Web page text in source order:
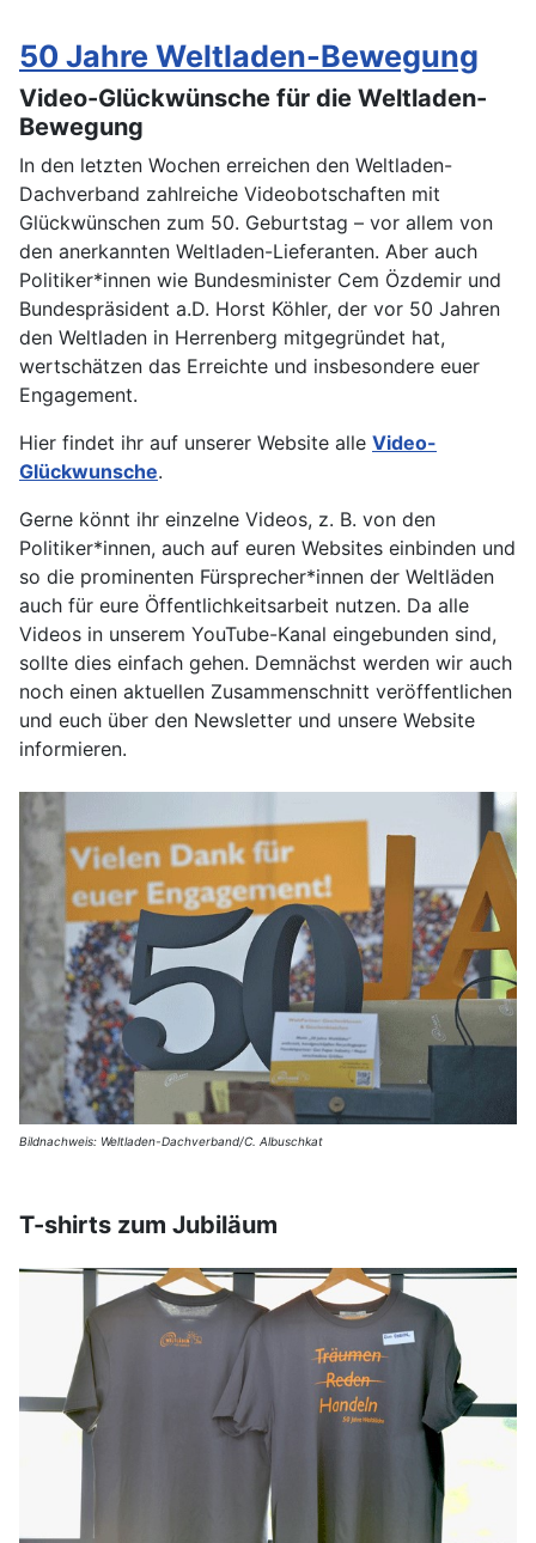
50 Jahre Weltladen-Bewegung
Video-Glückwünsche für die Weltladen-
Bewegung
In den letzten Wochen erreichen den Weltladen-
Dachverband zahlreiche Videobotschaften mit
Glückwünschen zum 50. Geburtstag – vor allem von
den anerkannten Weltladen-Lieferanten. Aber auch
Politiker*innen wie Bundesminister Cem Özdemir und
Bundespräsident a.D. Horst Köhler, der vor 50 Jahren
den Weltladen in Herrenberg mitgegründet hat,
wertschätzen das Erreichte und insbesondere euer
Engagement.
Hier findet ihr auf unserer Website alle Video-
Glückwunsche.
Gerne könnt ihr einzelne Videos, z. B. von den
Politiker*innen, auch auf euren Websites einbinden und
so die prominenten Fürsprecher*innen der Weltläden
auch für eure Öffentlichkeitsarbeit nutzen. Da alle
Videos in unserem YouTube-Kanal eingebunden sind,
sollte dies einfach gehen. Demnächst werden wir auch
noch einen aktuellen Zusammenschnitt veröffentlichen
und euch über den Newsletter und unsere Website
informieren.
Bildnachweis: Weltladen-Dachverband/C. Albuschkat
T-shirts zum Jubiläum